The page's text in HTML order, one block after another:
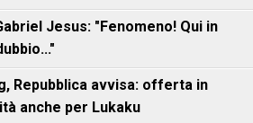
Jesus: "Fenomeno! Qui in
Repubblica avvisa: offerta in
anche per Lukaku